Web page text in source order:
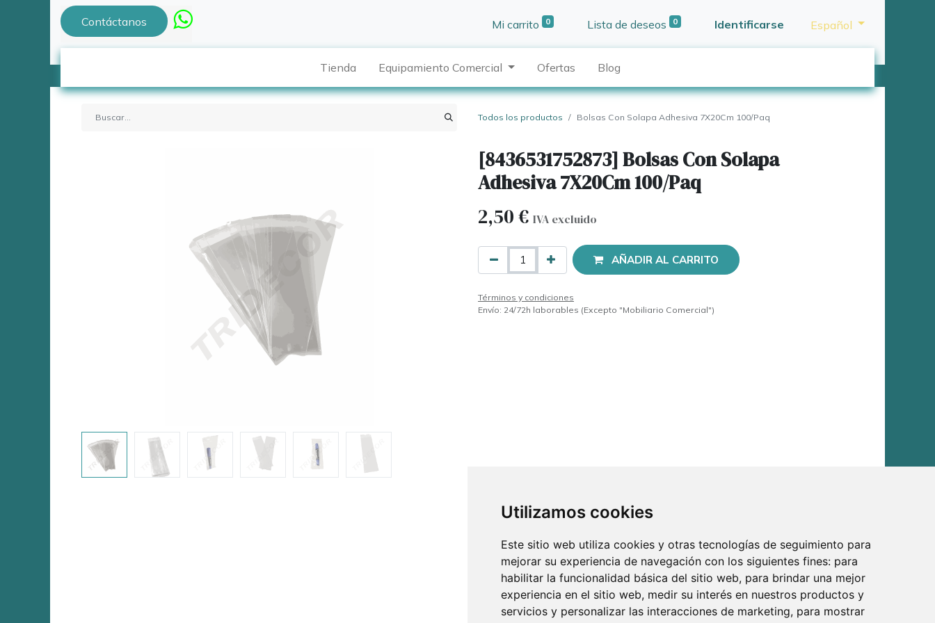
Utilizamos cookies
Este sitio web utiliza cookies y otras tecnologías de seguimiento para
mejorar su experiencia de navegación con los siguientes fines: para
habilitar la funcionalidad básica del sitio web, para brindar una mejor
experiencia en el sitio web, medir su interés en nuestros productos y
servicios y personalizar las interacciones de marketing, para mostrar
Contáctanos Mi carrito 0 Lista de deseos 0 Identificarse Español
Tienda Equipamiento Comercial Ofertas Blog
Todos los productos Bolsas Con Solapa Adhesiva 7X20Cm 100/Paq
[8436531752873] Bolsas Con Solapa
Adhesiva 7X20Cm 100/Paq
2,50€ IVA excluido
AÑADIR AL CARRITO
Términos y condiciones
Envío: 24/72h laborables (Excepto "Mobiliario Comercial")